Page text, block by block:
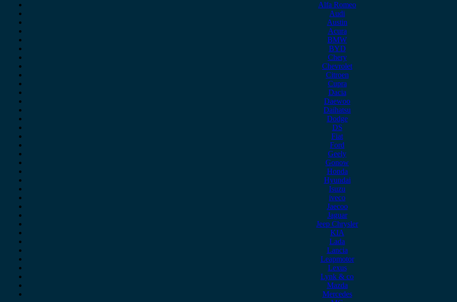
Alfa Romeo
Audi
Austin
Acura
BMW
BYD
Chery
Chevrolet
Citroen
Cupra
Dacia
Daewoo
Daihatsu
Dodge
DS
Fiat
Ford
Geely
Gonow
Honda
Hyundai
Isuzu
iveco
Jaecoo
Jaguar
Jeep Chrysler
KIA
Lada
Lancia
Leapmotor
Lexus
Lynk & co
Mazda
Mercedes